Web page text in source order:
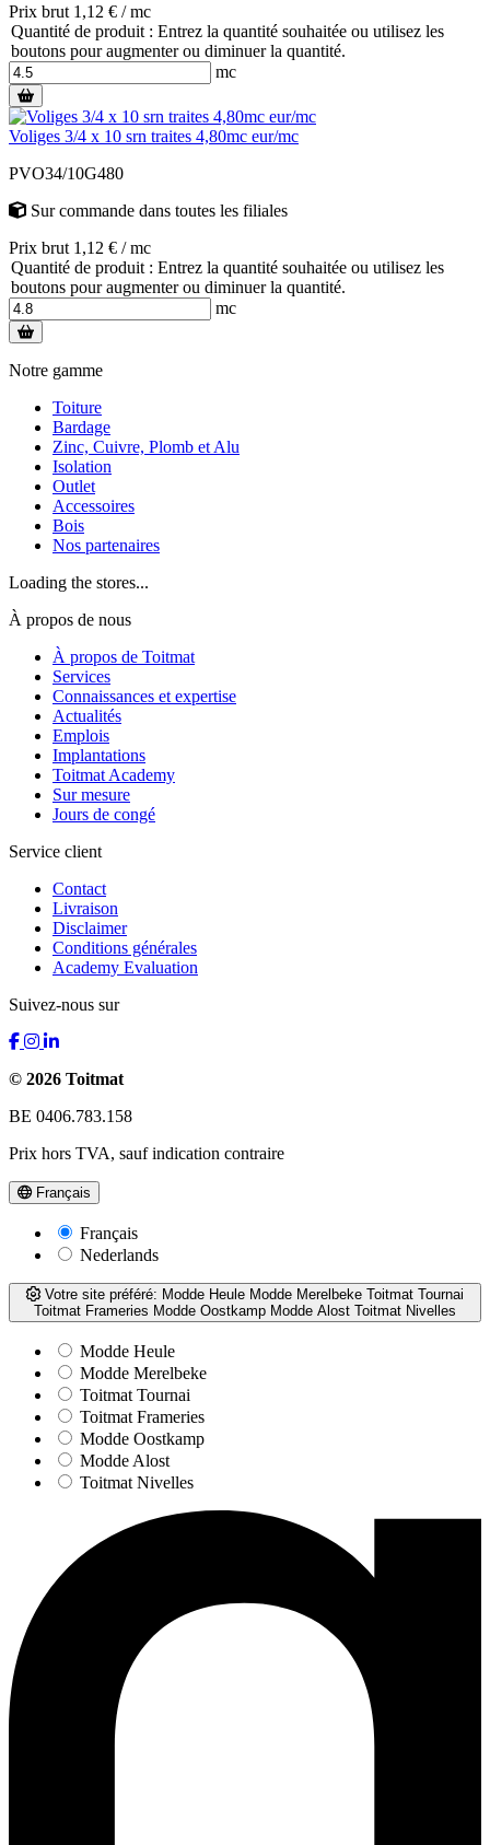
Prix brut 1,12 € / mc
Quantité de produit : Entrez la quantité souhaitée ou utilisez les
boutons pour augmenter ou diminuer la quantité.
mc
Voliges 3/4 x 10 srn traites 4,80mc eur/mc
PVO34/10G480
Sur commande dans toutes les filiales
Prix brut 1,12 € / mc
Quantité de produit : Entrez la quantité souhaitée ou utilisez les
boutons pour augmenter ou diminuer la quantité.
mc
Notre gamme
Toiture
Bardage
Zinc, Cuivre, Plomb et Alu
Isolation
Outlet
Accessoires
Bois
Nos partenaires
Loading the stores...
À propos de nous
À propos de Toitmat
Services
Connaissances et expertise
Actualités
Emplois
Implantations
Toitmat Academy
Sur mesure
Jours de congé
Service client
Contact
Livraison
Disclaimer
Conditions générales
Academy Evaluation
Suivez-nous sur
© 2026 Toitmat
BE 0406.783.158
Prix hors TVA, sauf indication contraire
Français
Français
Nederlands
Votre site préféré: Modde Heule Modde Merelbeke Toitmat Tournai
Toitmat Frameries Modde Oostkamp Modde Alost Toitmat Nivelles
Modde Heule
Modde Merelbeke
Toitmat Tournai
Toitmat Frameries
Modde Oostkamp
Modde Alost
Toitmat Nivelles